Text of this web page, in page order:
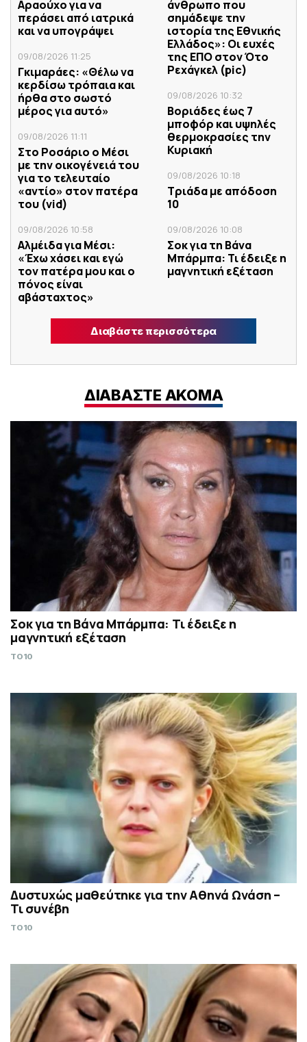
Αραούχο για να
περάσει από ιατρικά
και να υπογράψει
09/08/2026 11:25
Γκιμαράες: «Θέλω να
κερδίσω τρόπαια και
ήρθα στο σωστό
μέρος για αυτό»
09/08/2026 11:11
Στο Ροσάριο ο Μέσι
με την οικογένειά του
για το τελευταίο
«αντίο» στον πατέρα
του (vid)
09/08/2026 10:58
Αλμέιδα για Μέσι:
«Έχω χάσει και εγώ
τον πατέρα μου και ο
πόνος είναι
αβάσταχτος»
άνθρωπο που
σημάδεψε την
ιστορία της Εθνικής
Ελλάδος»: Οι ευχές
της ΕΠΟ στον Ότο
Ρεχάγκελ (pic)
09/08/2026 10:32
Βοριάδες έως 7
μποφόρ και υψηλές
θερμοκρασίες την
Κυριακή
09/08/2026 10:18
Τριάδα με απόδοση
10
09/08/2026 10:08
Σoκ για τη Βάνα
Μπάρμπα: Τι έδειξε η
μαγνητική εξέταση
Διαβάστε περισσότερα
ΔΙΑΒΑΣΤΕ ΑΚΟΜΑ
Σoκ για τη Βάνα Μπάρμπα: Τι έδειξε η
μαγνητική εξέταση
TO10
Δυστυχώς μαθεύτηκε για την Αθηνά Ωνάση –
Τι συνέβη
TO10